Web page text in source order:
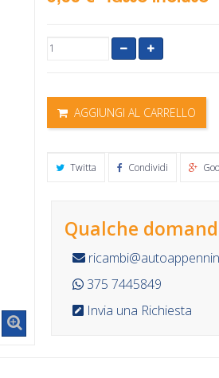
AGGIUNGI AL CARRELLO
Twitta Condividi
Qualche
375 7445849
Invia una Richiesta